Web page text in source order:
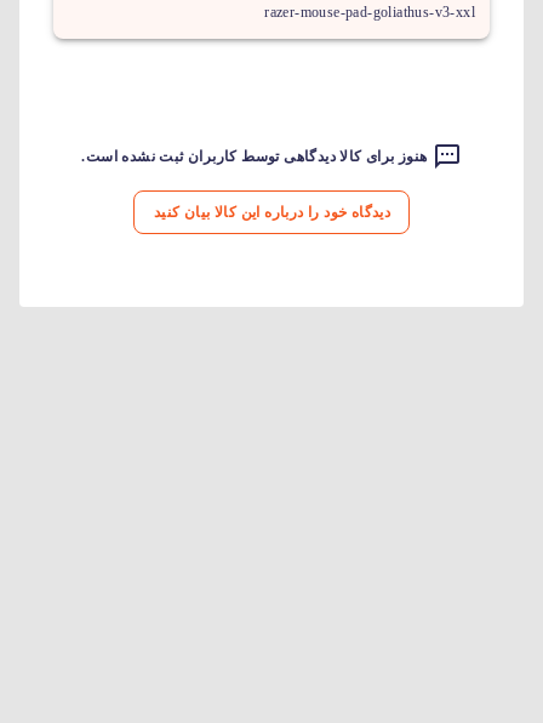
razer-mouse-pad-goliathus-v3-xxl
هنوز برای کالا دیدگاهی توسط کاربران ثبت نشده است.
دیدگاه خود را درباره این کالا بیان کنید